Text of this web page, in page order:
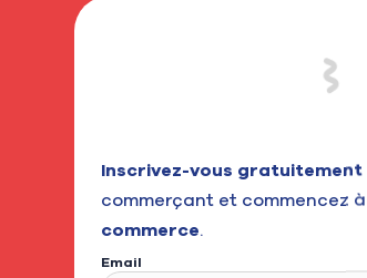
Inscrivez-vous gratuitement
commerçant et commencez à
commerce
Email